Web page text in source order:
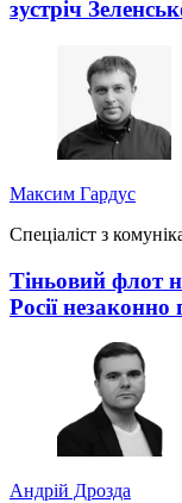
зустріч
Максим Гардус
Спеціаліст з
Тіньовий флот
Росії
Андрій Дрозда